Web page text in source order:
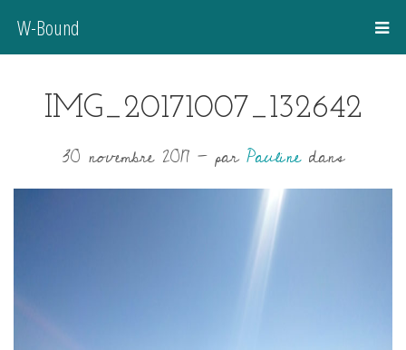
W-Bound
IMG_20171007_132642
30 novembre 2017 -parPaulinedans